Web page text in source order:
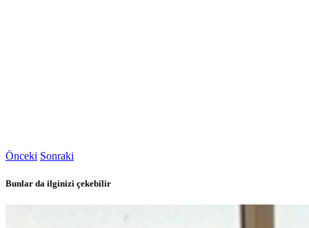
Önceki Sonraki
Bunlar da ilginizi çekebilir